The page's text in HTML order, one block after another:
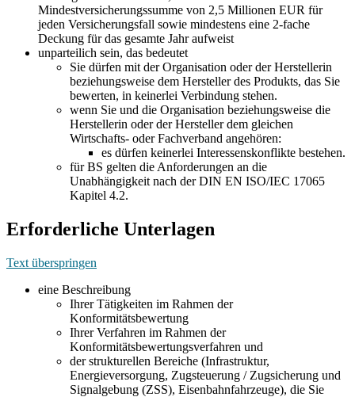
Mindestversicherungssumme von 2,5 Millionen EUR für
jeden Versicherungsfall sowie mindestens eine 2-fache
Deckung für das gesamte Jahr aufweist
unparteilich sein, das bedeutet
Sie dürfen mit der Organisation oder der Herstellerin
beziehungsweise dem Hersteller des Produkts, das Sie
bewerten, in keinerlei Verbindung stehen.
wenn Sie und die Organisation beziehungsweise die
Herstellerin oder der Hersteller dem gleichen
Wirtschafts- oder Fachverband angehören:
es dürfen keinerlei Interessenskonflikte bestehen.
für BS gelten die Anforderungen an die
Unabhängigkeit nach der DIN EN ISO/IEC 17065
Kapitel 4.2.
Erforderliche Unterlagen
Text überspringen
eine Beschreibung
Ihrer Tätigkeiten im Rahmen der
Konformitätsbewertung
Ihrer Verfahren im Rahmen der
Konformitätsbewertungsverfahren und
der strukturellen Bereiche (Infrastruktur,
Energieversorgung, Zugsteuerung / Zugsicherung und
Signalgebung (ZSS), Eisenbahnfahrzeuge), die Sie